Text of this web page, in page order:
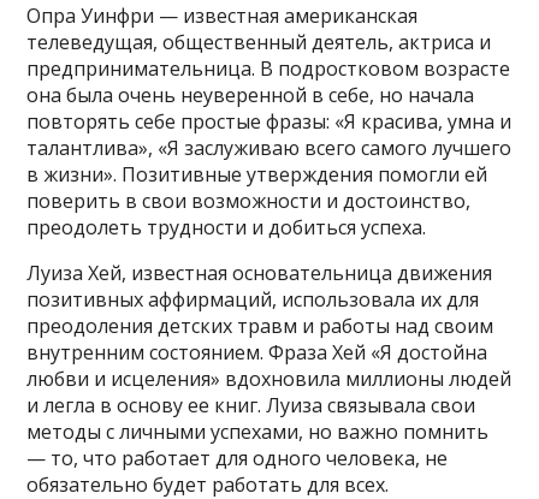
Опра Уинфри — известная американская
телеведущая, общественный деятель, актриса и
предпринимательница. В подростковом возрасте
она была очень неуверенной в себе, но начала
повторять себе простые фразы: «Я красива, умна и
талантлива», «Я заслуживаю всего самого лучшего
в жизни». Позитивные утверждения помогли ей
поверить в свои возможности и достоинство,
преодолеть трудности и добиться успеха.
Луиза Хей, известная основательница движения
позитивных аффирмаций, использовала их для
преодоления детских травм и работы над своим
внутренним состоянием. Фраза Хей «Я достойна
любви и исцеления» вдохновила миллионы людей
и легла в основу ее книг. Луиза связывала свои
методы с личными успехами, но важно помнить
— то, что работает для одного человека, не
обязательно будет работать для всех.